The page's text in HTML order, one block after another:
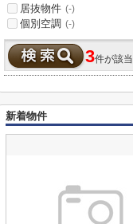
居抜物件 (-)
個別空調 (-)
3件が該当
新着物件